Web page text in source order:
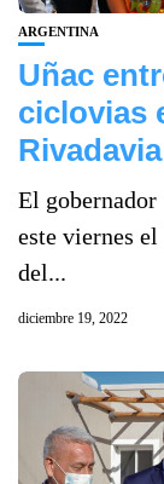
ARGENTINA
Uñac
ciclovias
Rivadavia
El gobernador
este viernes
del...
diciembre 19, 2022